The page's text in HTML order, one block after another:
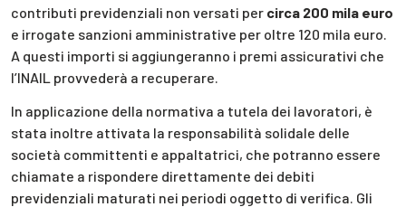
contributi previdenziali non versati per circa 200 mila euro
e irrogate sanzioni amministrative per oltre 120 mila euro.
A questi importi si aggiungeranno i premi assicurativi che
l’INAIL provvederà a recuperare.
In applicazione della normativa a tutela dei lavoratori, è
stata inoltre attivata la responsabilità solidale delle
società committenti e appaltatrici, che potranno essere
chiamate a rispondere direttamente dei debiti
previdenziali maturati nei periodi oggetto di verifica. Gli